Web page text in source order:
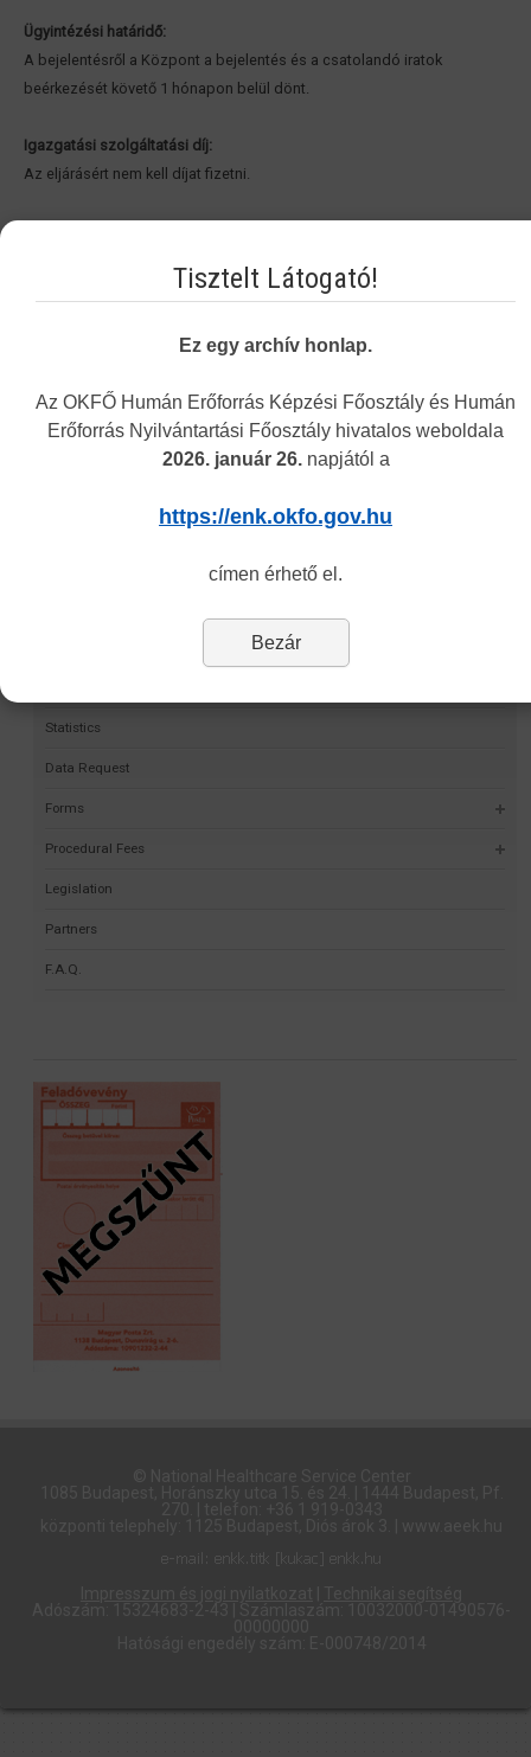
Ügyintézési határidő:
A bejelentésről a Központ a bejelentés és a csatolandó iratok
beérkezését követő 1 hónapon belül dönt.
Igazgatási szolgáltatási díj:
Az eljárásért nem kell díjat fizetni.
Vakbarát változat
Statistics
Data Request
Forms
Procedural Fees
Legislation
Partners
F.A.Q.
Tisztelt Látogató!
Ez egy archív honlap.
Az OKFŐ Humán Erőforrás Képzési Főosztály és Humán
Erőforrás Nyilvántartási Főosztály hivatalos weboldala
2026. január 26.napjától a
https://enk.okfo.gov.hu
címen érhető el.
Bezár